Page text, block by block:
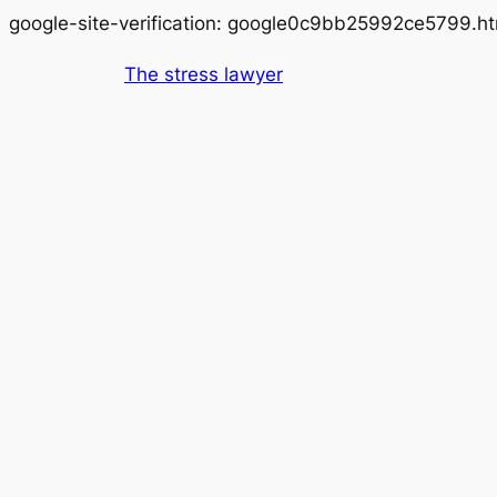
google-site-verification:
The stress lawyer